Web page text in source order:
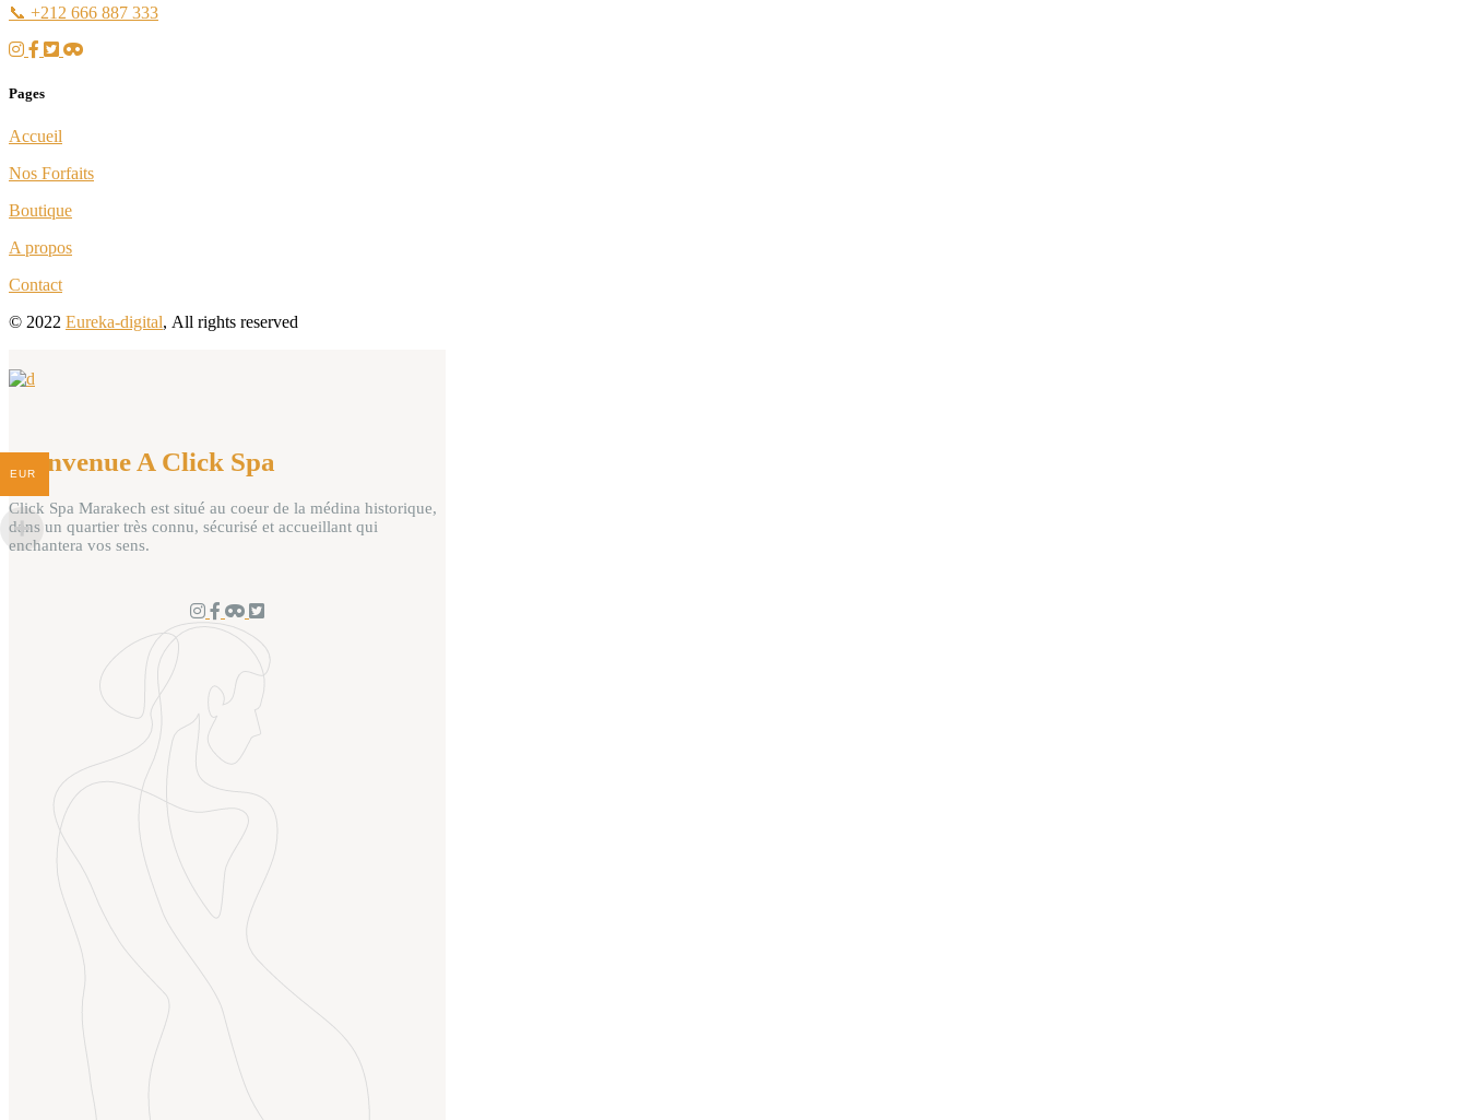
📞 +212 666 887 333
Pages
Accueil
Nos Forfaits
Boutique
A propos
Contact
© 2022 Eureka-digital, All rights reserved
Bienvenue A Click Spa
Click Spa Marakech est situé au coeur de la médina historique,
dans un quartier très connu, sécurisé et accueillant qui
enchantera vos sens.
EUR